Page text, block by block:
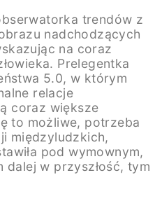
trendów z
nadchodzących
na coraz
Prelegentka
5.0, w którym
relacje
coraz większe
to możliwe, potrzeba
międzyludzkich,
pod wymownym,
dalej w przyszłość, tym